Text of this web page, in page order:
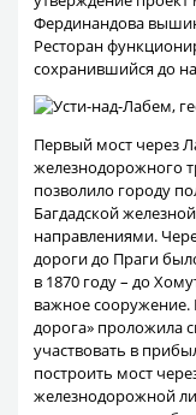
Фердинандова
Ресторан
сохранившийся до
Первый мост через
железнодорожного
позволило городу
Багдадской
направлениями.
дороги до Праги
в 1870 году – до
важное сооружение.
дорога» проложила
участвовать в
построить мост
железнодорожной